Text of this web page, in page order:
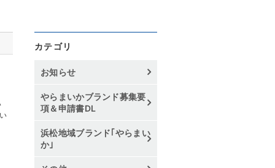
カテゴリ
お知らせ
やらまいかブランド募集要
項＆申請書DL
浜松地域ブランド｢やらまい
か｣